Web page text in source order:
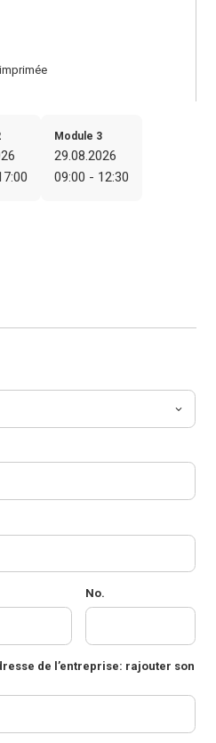
Module 3
29.08.2026
09:00 - 12:30
No.
de l’entreprise: rajouter son